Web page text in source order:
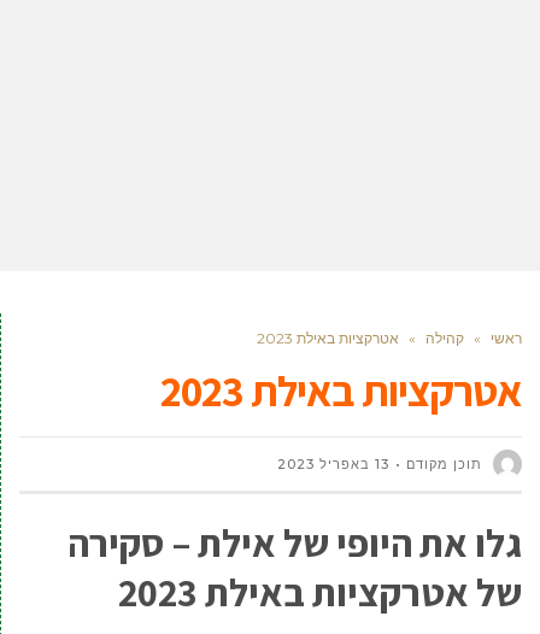
ראשי » קהילה » אטרקציות באילת 2023
אטרקציות באילת 2023
תוכן מקודם 13 באפריל 2023
גלו את היופי של אילת – סקירה
של אטרקציות באילת 2023